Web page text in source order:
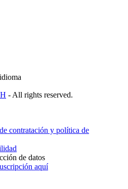
- All rights reserved.
contratación y política de
de datos
aquí